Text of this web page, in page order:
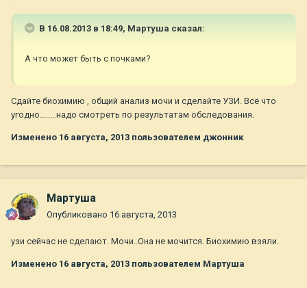
В 16.08.2013 в 18:49, Мартуша сказал:
А что может быть с почками?
Сдайте биохимию , общий анализ мочи и сделайте УЗИ. Всё что
угодно........надо смотреть по результатам обследования.
Изменено 16 августа, 2013 пользователем джонник
Мартуша
Опубликовано 16 августа, 2013
узи сейчас не сделают. Мочи..Она не мочится. Биохимию взяли.
Изменено 16 августа, 2013 пользователем Мартуша